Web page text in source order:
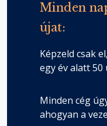
Minden
újat:
Képzeld csak
egy év alatt 50
Minden cég
ahogyan a